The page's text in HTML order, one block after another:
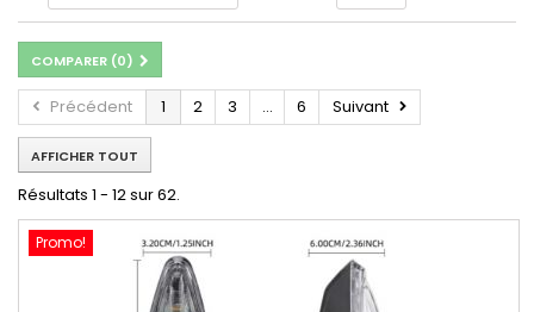
COMPARER (0)
Précédent 1 2 3 ... 6 Suivant
AFFICHER TOUT
Résultats 1 - 12 sur 62.
Promo!